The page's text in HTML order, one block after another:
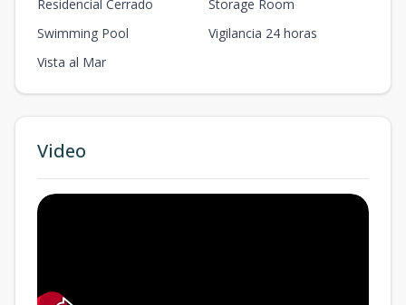
Residencial Cerrado
Storage Room
Swimming Pool
Vigilancia 24 horas
Vista al Mar
Video